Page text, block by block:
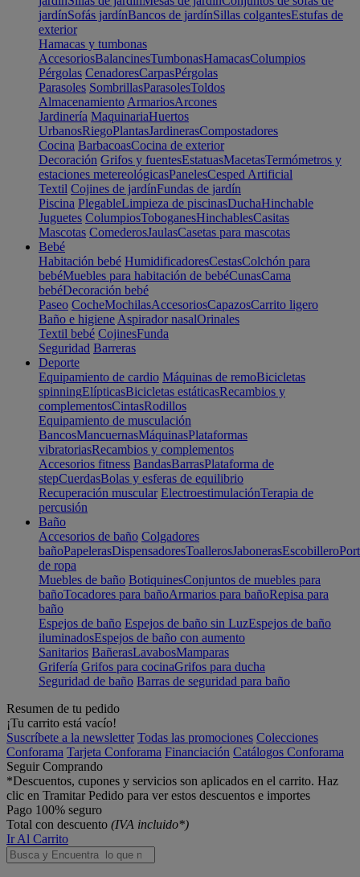
jardínSofás jardínBancos de jardínSillas colgantesEstufas de
exterior
Hamacas y tumbonas
AccesoriosBalancinesTumbonasHamacasColumpios
Pérgolas CenadoresCarpasPérgolas
Parasoles SombrillasParasolesToldos
Almacenamiento ArmariosArcones
Jardinería MaquinariaHuertos
UrbanosRiegoPlantasJardinerasCompostadores
Cocina BarbacoasCocina de exterior
Decoración Grifos y fuentesEstatuasMacetasTermómetros y
estaciones metereológicasPanelesCesped Artificial
Textil Cojines de jardínFundas de jardín
Piscina PlegableLimpieza de piscinasDuchaHinchable
Juguetes ColumpiosToboganesHinchablesCasitas
Mascotas ComederosJaulasCasetas para mascotas
Bebé
Habitación bebé HumidificadoresCestasColchón para
bebéMuebles para habitación de bebéCunasCama
bebéDecoración bebé
Paseo CocheMochilasAccesoriosCapazosCarrito ligero
Baño e higiene Aspirador nasalOrinales
Textil bebé CojinesFunda
Seguridad Barreras
Deporte
Equipamiento de cardio Máquinas de remoBicicletas
spinningElípticasBicicletas estáticasRecambios y
complementosCintasRodillos
Equipamiento de musculación
BancosMancuernasMáquinasPlataformas
vibratoriasRecambios y complementos
Accesorios fitness BandasBarrasPlataforma de
stepCuerdasBolas y esferas de equilibrio
Recuperación muscular ElectroestimulaciónTerapia de
percusión
Baño
Accesorios de baño Colgadores
bañoPapelerasDispensadoresToallerosJabonerasEscobillero
de ropa
Muebles de baño BotiquinesConjuntos de muebles para
bañoTocadores para bañoArmarios para bañoRepisa para
baño
Espejos de baño Espejos de baño sin LuzEspejos de baño
iluminadosEspejos de baño con aumento
Sanitarios BañerasLavabosMamparas
Grifería Grifos para cocinaGrifos para ducha
Seguridad de baño Barras de seguridad para baño
Resumen de tu pedido
¡Tu carrito está vacío!
Suscríbete a la newsletter Todas las promociones Colecciones
Conforama Tarjeta Conforama Financiación Catálogos Conforama
Seguir Comprando
*Descuentos, cupones y servicios son aplicados en el carrito. Haz
clic en Tramitar Pedido para ver estos descuentos e importes
Pago 100% seguro
Total con descuento (IVA incluido*)
Ir Al Carrito